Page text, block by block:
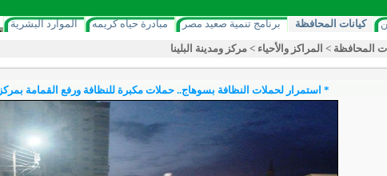
كيانات المحافظة برنامج تنمية صعيد مصر مبادرة حياه كريمه الموارد البشرية
المحافظة > المراكز والأحياء > مركز ومدينة البلينا
* استمرار لحملات النظافة بسوهاج.. حملات مكبرة للنظافة ورفع القمامة بمركز